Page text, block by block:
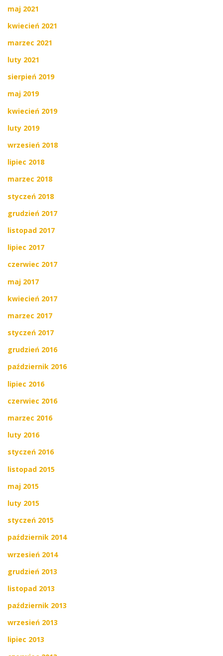
maj 2021
kwiecień 2021
marzec 2021
luty 2021
sierpień 2019
maj 2019
kwiecień 2019
luty 2019
wrzesień 2018
lipiec 2018
marzec 2018
styczeń 2018
grudzień 2017
listopad 2017
lipiec 2017
czerwiec 2017
maj 2017
kwiecień 2017
marzec 2017
styczeń 2017
grudzień 2016
październik 2016
lipiec 2016
czerwiec 2016
marzec 2016
luty 2016
styczeń 2016
listopad 2015
maj 2015
luty 2015
styczeń 2015
październik 2014
wrzesień 2014
grudzień 2013
listopad 2013
październik 2013
wrzesień 2013
lipiec 2013